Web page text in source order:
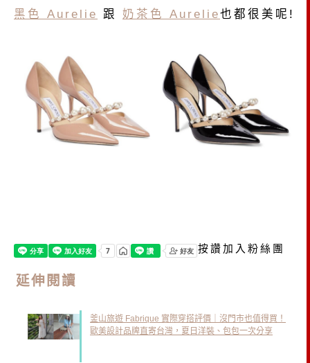
黑色 Aurelie 跟 奶茶色 Aurelie也都很美呢!
按讚加入粉絲團
延伸閱讀
釜山旅遊 Fabrique 實際穿搭評價｜沒門市也值得買！
歐美設計品牌直寄台灣，夏日洋裝、包包一次分享